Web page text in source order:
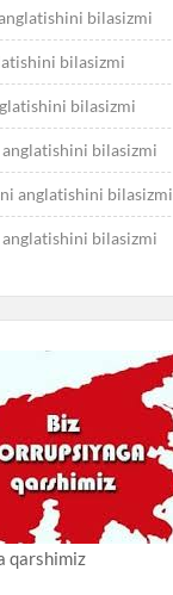
bilasizmi
bilasizmi
bilasizmi
bilasizmi
anglatishini bilasizmi
bilasizmi
qarshimiz